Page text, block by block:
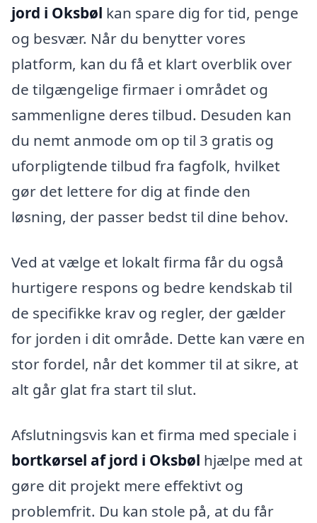
jord i Oksbøl kan spare dig for tid, penge
og besvær. Når du benytter vores
platform, kan du få et klart overblik over
de tilgængelige firmaer i området og
sammenligne deres tilbud. Desuden kan
du nemt anmode om op til 3 gratis og
uforpligtende tilbud fra fagfolk, hvilket
gør det lettere for dig at finde den
løsning, der passer bedst til dine behov.
Ved at vælge et lokalt firma får du også
hurtigere respons og bedre kendskab til
de specifikke krav og regler, der gælder
for jorden i dit område. Dette kan være en
stor fordel, når det kommer til at sikre, at
alt går glat fra start til slut.
Afslutningsvis kan et firma med speciale i
bortkørsel af jord i Oksbøl hjælpe med at
gøre dit projekt mere effektivt og
problemfrit. Du kan stole på, at du får